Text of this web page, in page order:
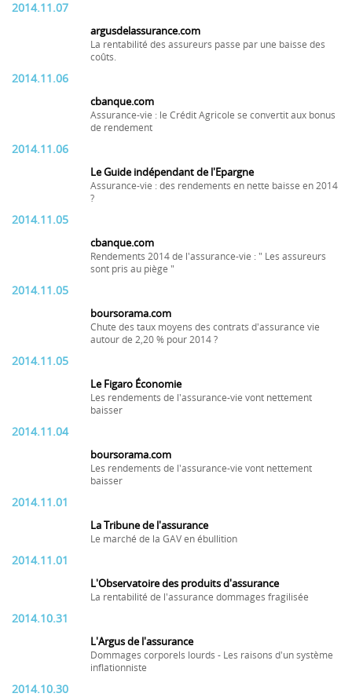
2014.11.07
argusdelassurance.com
La rentabilité des assureurs passe par une baisse des
coûts.
2014.11.06
cbanque.com
Assurance-vie : le Crédit Agricole se convertit aux bonus
de rendement
2014.11.06
Le Guide indépendant de l'Epargne
Assurance-vie : des rendements en nette baisse en 2014
?
2014.11.05
cbanque.com
Rendements 2014 de l'assurance-vie : " Les assureurs
sont pris au piège "
2014.11.05
boursorama.com
Chute des taux moyens des contrats d'assurance vie
autour de 2,20 % pour 2014 ?
2014.11.05
Le Figaro Économie
Les rendements de l'assurance-vie vont nettement
baisser
2014.11.04
boursorama.com
Les rendements de l'assurance-vie vont nettement
baisser
2014.11.01
La Tribune de l'assurance
Le marché de la GAV en ébullition
2014.11.01
L'Observatoire des produits d'assurance
La rentabilité de l'assurance dommages fragilisée
2014.10.31
L'Argus de l'assurance
Dommages corporels lourds - Les raisons d'un système
inflationniste
2014.10.30